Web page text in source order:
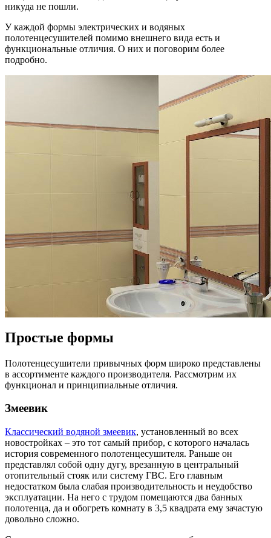
никуда не пошли.
У каждой формы электрических и водяных
полотенцесушителей помимо внешнего вида есть и
функциональные отличия. О них и поговорим более
подробно.
Простые формы
Полотенцесушители привычных форм широко представлены
в ассортименте каждого производителя. Рассмотрим их
функционал и принципиальные отличия.
Змеевик
Классический водяной змеевик, установленный во всех
новостройках – это тот самый прибор, с которого началась
история современного полотенцесушителя. Раньше он
представлял собой одну дугу, врезанную в центральный
отопительный стояк или систему ГВС. Его главным
недостатком была слабая производительность и неудобство
эксплуатации. На него с трудом помещаются два банных
полотенца, да и обогреть комнату в 3,5 квадрата ему зачастую
довольно сложно.